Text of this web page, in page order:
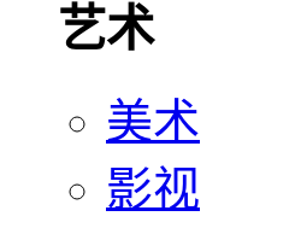
艺术
美术
影视